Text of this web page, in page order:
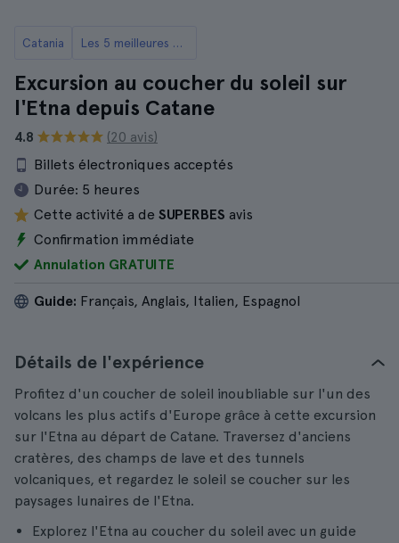
Catania Les 5 meilleures excursions vers l'Etna depuis Catane
Excursion au coucher du soleil sur
l'Etna depuis Catane
4.8
(20 avis)
Billets électroniques acceptés
Durée: 5 heures
Cette activité a de SUPERBES avis
Confirmation immédiate
Annulation GRATUITE
Guide: Français, Anglais, Italien, Espagnol
Détails de l'expérience
Profitez d'un coucher de soleil inoubliable sur l'un des
volcans les plus actifs d'Europe grâce à cette excursion
sur l'Etna au départ de Catane. Traversez d'anciens
cratères, des champs de lave et des tunnels
volcaniques, et regardez le soleil se coucher sur les
paysages lunaires de l'Etna.
Explorez l'Etna au coucher du soleil avec un guide